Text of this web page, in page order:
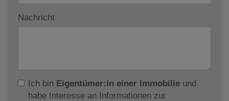
Nachricht
Ich bin Eigentümer:in einer Immobilie und
habe Interesse an Informationen zur